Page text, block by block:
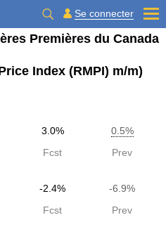
Se connecter
Premières du Canada
Index (RMPI) m/m)
3.0%
0.5%
Fcst Prev
-2.4%
-6.9%
Fcst Prev